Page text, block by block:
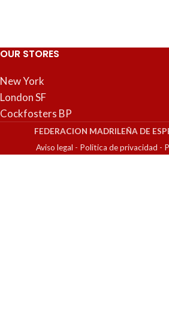
OUR STORES
New York
London SF
Cockfosters BP
FEDERACION MADRILEÑA DE
Aviso legal - Politica de privacidad -